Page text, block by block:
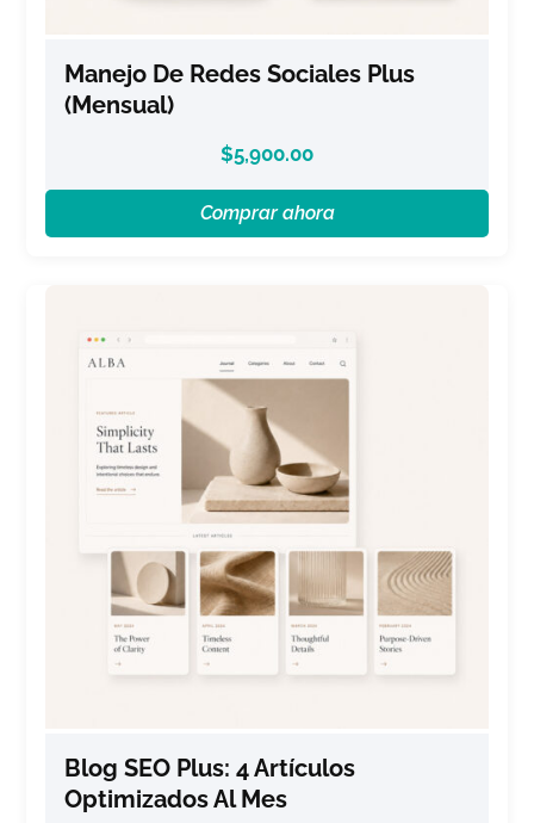
Manejo De Redes Sociales Plus
(Mensual)
$5,900.00
Comprar ahora
Blog SEO Plus: 4 Artículos
Optimizados Al Mes